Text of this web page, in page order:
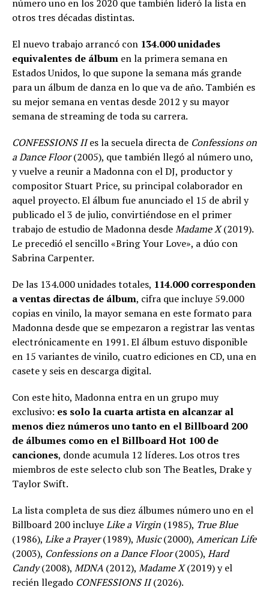
número uno en los 2020 que también lideró la lista en
otros tres décadas distintas.
El nuevo trabajo arrancó con 134.000 unidades
equivalentes de álbum en la primera semana en
Estados Unidos, lo que supone la semana más grande
para un álbum de danza en lo que va de año. También es
su mejor semana en ventas desde 2012 y su mayor
semana de streaming de toda su carrera.
CONFESSIONS IIes la secuela directa de Confessions on
a Dance Floor(2005), que también llegó al número uno,
y vuelve a reunir a Madonna con el DJ, productor y
compositor Stuart Price, su principal colaborador en
aquel proyecto. El álbum fue anunciado el 15 de abril y
publicado el 3 de julio, convirtiéndose en el primer
trabajo de estudio de Madonna desdeMadame X(2019).
Le precedió el sencillo «Bring Your Love», a dúo con
Sabrina Carpenter.
De las 134.000 unidades totales, 114.000 corresponden
a ventas directas de álbum, cifra que incluye 59.000
copias en vinilo, la mayor semana en este formato para
Madonna desde que se empezaron a registrar las ventas
electrónicamente en 1991. El álbum estuvo disponible
en 15 variantes de vinilo, cuatro ediciones en CD, una en
casete y seis en descarga digital.
Con este hito, Madonna entra en un grupo muy
exclusivo: es solo la cuarta artista en alcanzar al
menos diez números uno tanto en el Billboard 200
de álbumes como en el Billboard Hot 100 de
canciones, donde acumula 12 líderes. Los otros tres
miembros de este selecto club son The Beatles, Drake y
Taylor Swift.
La lista completa de sus diez álbumes número uno en el
Billboard 200 incluyeLike a Virgin (1985), True Blue
(1986), Like a Prayer(1989), Music(2000), American Life
(2003), Confessions on a Dance Floor(2005), Hard
Candy(2008), MDNA (2012), Madame X(2019) y el
recién llegado CONFESSIONS II(2026).